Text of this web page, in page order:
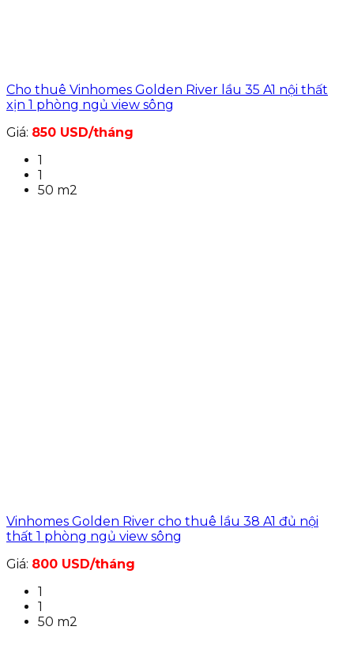
Cho thuê Vinhomes Golden River lầu 35 A1 nội thất
xịn 1 phòng ngủ view sông
Giá: 850 USD/tháng
1
1
50 m2
Vinhomes Golden River cho thuê lầu 38 A1 đủ nội
thất 1 phòng ngủ view sông
Giá: 800 USD/tháng
1
1
50 m2